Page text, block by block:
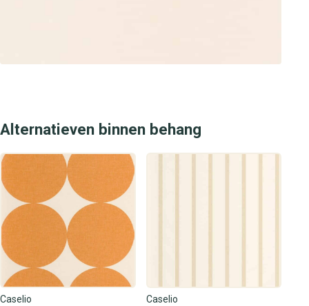
Alternatieven binnen behang
Caselio Caselio